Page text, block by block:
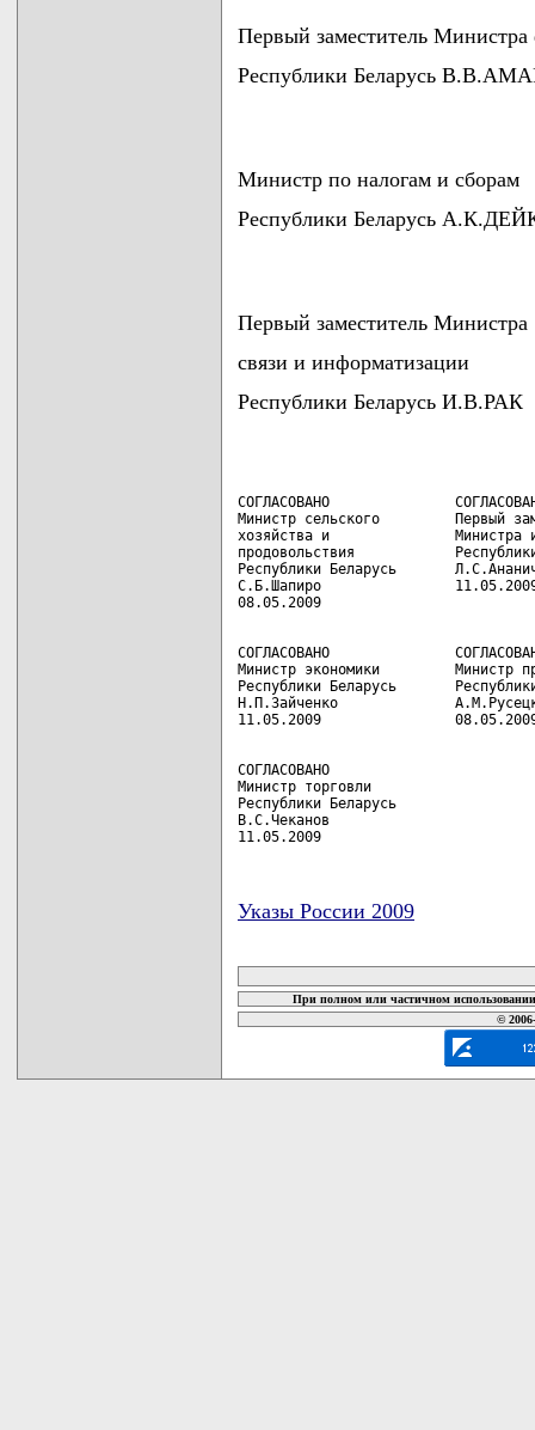
Первый заместитель
Республики Беларусь
Министр по налогам и сборам
Республики Беларусь
Первый заместитель Министра
связи и информатизации
Республики Беларусь И.В.РАК
СОГЛАСОВАНО
Министр сельского         Первый
хозяйства и               Министра
продовольствия
Республики Беларусь
С.Б.Шапиро
СОГЛАСОВАНО
Министр экономики         Министр
Республики Беларусь
Н.П.Зайченко
СОГЛАСОВАНО
Министр торговли
Республики Беларусь
В.С.Чеканов
11.05.2009
Указы России 2009
При полном или частичном
©